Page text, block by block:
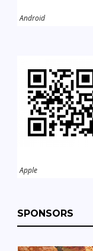
Android
Apple
SPONSORS